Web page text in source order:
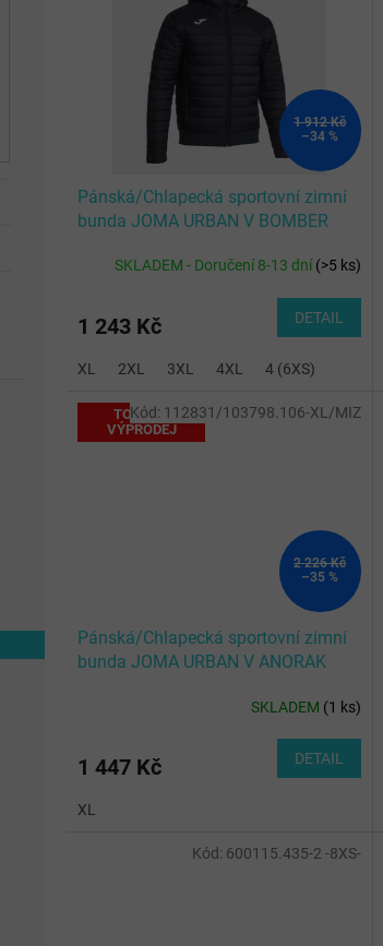
1 912 Kč
–34 %
Pánská/Chlapecká sportovní zimní
bunda JOMA URBAN V BOMBER
SKLADEM - Doručení 8-13 dní(>5 ks)
1 243 Kč DETAIL
XL 2XL 3XL 4XL 4 (6XS)
TOTÁLNÍ
VÝPRODEJ
2 226 Kč
–35 %
Pánská/Chlapecká sportovní zimní
bunda JOMA URBAN V ANORAK
SKLADEM (1 ks)
1 447 Kč DETAIL
XL
Kód: 112831/103798.106-XL/MIZ
Kód: 600115.435-2 -8XS-